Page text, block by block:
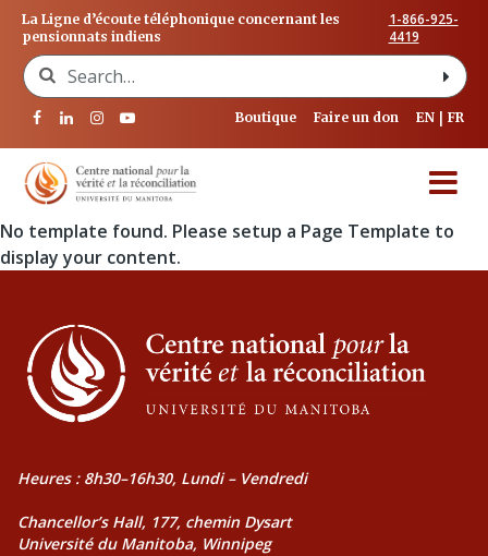
La Ligne d’écoute téléphonique concernant les
pensionnats indiens
1-866-925-
4419
Search for:
Boutique Faire un don EN FR
No template found. Please setup a Page Template to
display your content.
Heures : 8h30–16h30, Lundi – Vendredi
Chancellor’s Hall, 177, chemin Dysart
Université du Manitoba, Winnipeg